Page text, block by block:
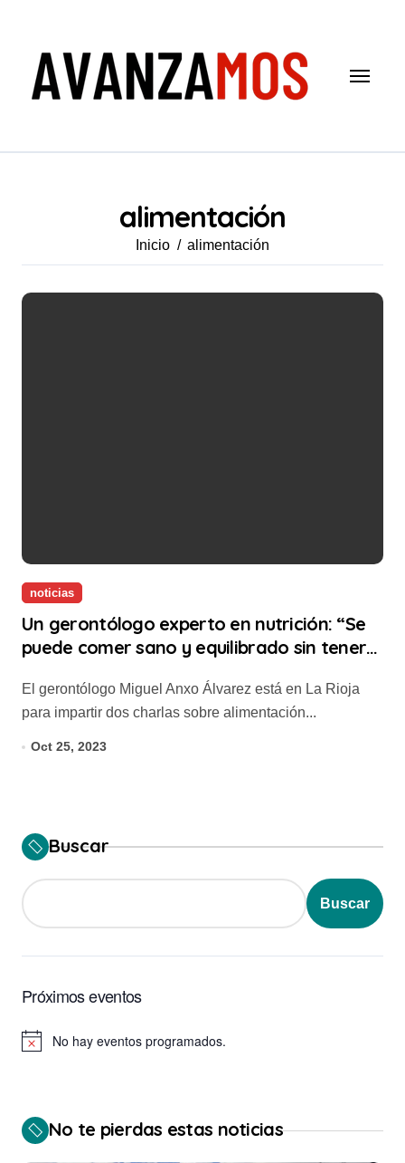
alimentación
Inicio alimentación
noticias
Un gerontólogo experto en nutrición: “Se
puede comer sano y equilibrado sin tener
El gerontólogo Miguel Anxo Álvarez está en La Rioja
para impartir dos charlas sobre alimentación...
Oct 25, 2023
Buscar
Buscar
Próximos eventos
Aviso No hay eventos programados.
No te pierdas estas noticias